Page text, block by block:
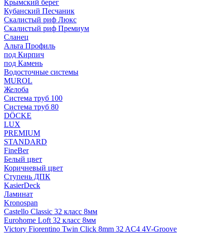
Крымский берег
Кубанский Песчаник
Скалистый риф Люкс
Скалистый риф Премиум
Сланец
Альта Профиль
под Кирпич
под Камень
Водосточные системы
MUROL
Желоба
Система труб 100
Система труб 80
DÖCKE
LUX
PREMIUM
STANDARD
FineBer
Белый цвет
Коричневый цвет
Ступень ДПК
KasierDeck
Ламинат
Kronospan
Castello Classic 32 класс 8мм
Eurohome Loft 32 класс 8мм
Victory Fiorentino Twin Click 8mm 32 AC4 4V-Groove